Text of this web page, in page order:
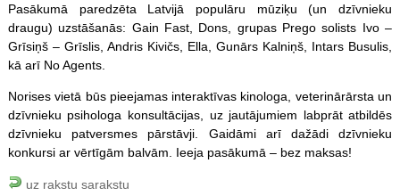
Pasākumā paredzēta Latvijā populāru mūziķu (un dzīvnieku
draugu) uzstāšanās: Gain Fast, Dons, grupas Prego solists Ivo –
Grīsiņš – Grīslis, Andris Kivičs, Ella, Gunārs Kalniņš, Intars Busulis,
kā arī No Agents.
Norises vietā būs pieejamas interaktīvas kinologa, veterinārārsta un
dzīvnieku psihologa konsultācijas, uz jautājumiem labprāt atbildēs
dzīvnieku patversmes pārstāvji. Gaidāmi arī dažādi dzīvnieku
konkursi ar vērtīgām balvām. Ieeja pasākumā – bez maksas!
uz rakstu sarakstu